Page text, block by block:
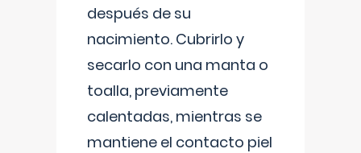
después de su
nacimiento. Cubrirlo y
secarlo con una manta o
toalla, previamente
calentadas, mientras se
mantiene el contacto piel